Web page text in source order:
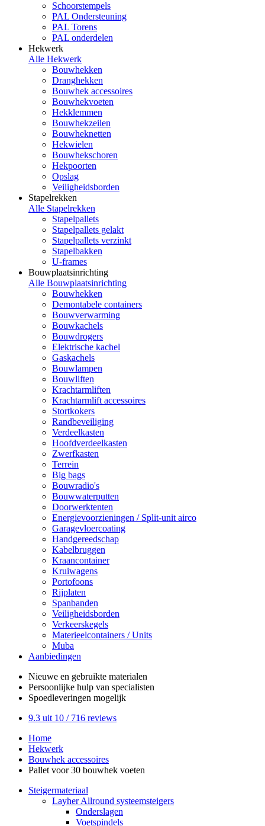
Schoorstempels
PAL Ondersteuning
PAL Torens
PAL onderdelen
Hekwerk
Alle Hekwerk
Bouwhekken
Dranghekken
Bouwhek accessoires
Bouwhekvoeten
Hekklemmen
Bouwhekzeilen
Bouwheknetten
Hekwielen
Bouwhekschoren
Hekpoorten
Opslag
Veiligheidsborden
Stapelrekken
Alle Stapelrekken
Stapelpallets
Stapelpallets gelakt
Stapelpallets verzinkt
Stapelbakken
U-frames
Bouwplaatsinrichting
Alle Bouwplaatsinrichting
Bouwhekken
Demontabele containers
Bouwverwarming
Bouwkachels
Bouwdrogers
Elektrische kachel
Gaskachels
Bouwlampen
Bouwliften
Krachtarmliften
Krachtarmlift accessoires
Stortkokers
Randbeveiliging
Verdeelkasten
Hoofdverdeelkasten
Zwerfkasten
Terrein
Big bags
Bouwradio's
Bouwwaterputten
Doorwerktenten
Energievoorzieningen / Split-unit airco
Garagevloercoating
Handgereedschap
Kabelbruggen
Kraancontainer
Kruiwagens
Portofoons
Rijplaten
Spanbanden
Veiligheidsborden
Verkeerskegels
Materieelcontainers / Units
Muba
Aanbiedingen
Nieuwe en gebruikte materialen
Persoonlijke hulp van specialisten
Spoedleveringen mogelijk
9.3 uit 10 / 716 reviews
Home
Hekwerk
Bouwhek accessoires
Pallet voor 30 bouwhek voeten
Steigermateriaal
Layher Allround systeemsteigers
Onderslagen
Voetspindels